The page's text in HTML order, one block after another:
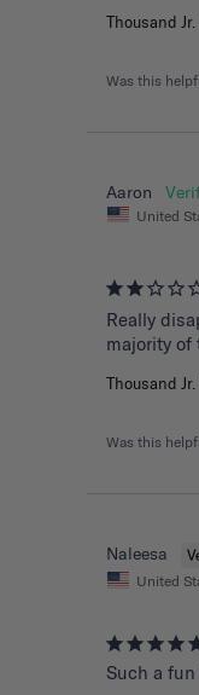
Thousand
Was this
Aaron
United
Really
majority of
Thousand
Was this
Naleesa
United
Such a